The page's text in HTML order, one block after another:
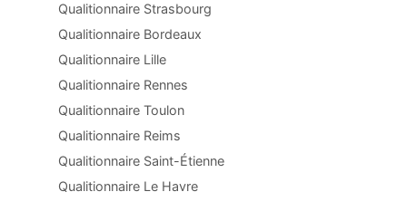
Qualitionnaire Strasbourg
Qualitionnaire Bordeaux
Qualitionnaire Lille
Qualitionnaire Rennes
Qualitionnaire Toulon
Qualitionnaire Reims
Qualitionnaire Saint-Étienne
Qualitionnaire Le Havre